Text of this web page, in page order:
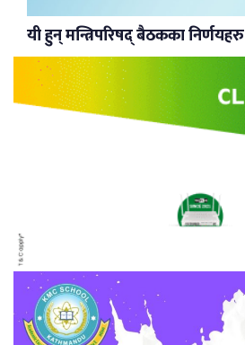
यी हुन् मन्त्रिपरिषद् बैठकका निर्णयहरु